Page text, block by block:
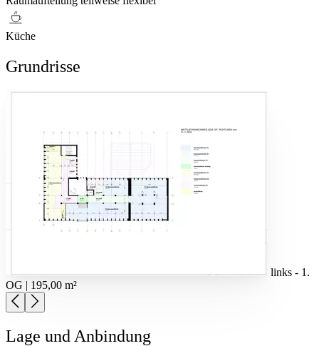
Küche
Grundrisse
links - 1.
OG | 195,00 m²
Lage und Anbindung